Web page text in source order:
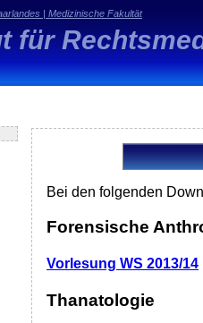
| Medizinische Fakultät
für
Bei den folgenden
Forensische
Vorlesung WS 2013/14
Thanatologie